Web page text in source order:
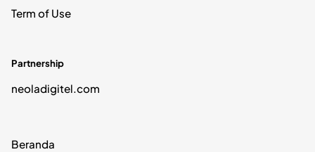
Term of Use
Partnership
neoladigitel.com
Beranda